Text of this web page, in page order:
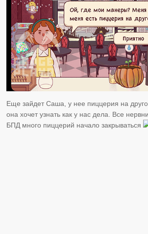
Еще зайдет Саша, у нее пиццерия на
она хочет узнать как у нас дела. Все
БПД много пиццерий начало закрываться